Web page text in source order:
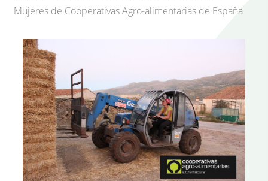
Mujeres de Cooperativas Agro-alimentarias de España